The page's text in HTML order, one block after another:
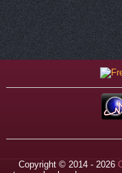
Copyright © 2014 - 2026